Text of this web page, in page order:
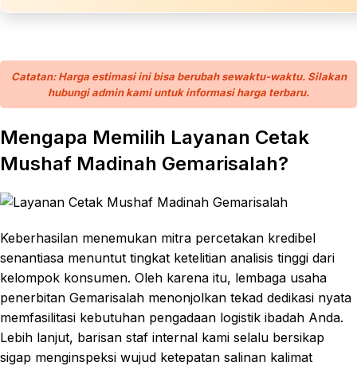
Catatan: Harga estimasi ini bisa berubah sewaktu-waktu. Silakan
hubungi admin kami untuk informasi harga terbaru.
Mengapa Memilih Layanan Cetak
Mushaf Madinah Gemarisalah?
Keberhasilan menemukan mitra percetakan kredibel
senantiasa menuntut tingkat ketelitian analisis tinggi dari
kelompok konsumen. Oleh karena itu, lembaga usaha
penerbitan Gemarisalah menonjolkan tekad dedikasi nyata
memfasilitasi kebutuhan pengadaan logistik ibadah Anda.
Lebih lanjut, barisan staf internal kami selalu bersikap
sigap menginspeksi wujud ketepatan salinan kalimat